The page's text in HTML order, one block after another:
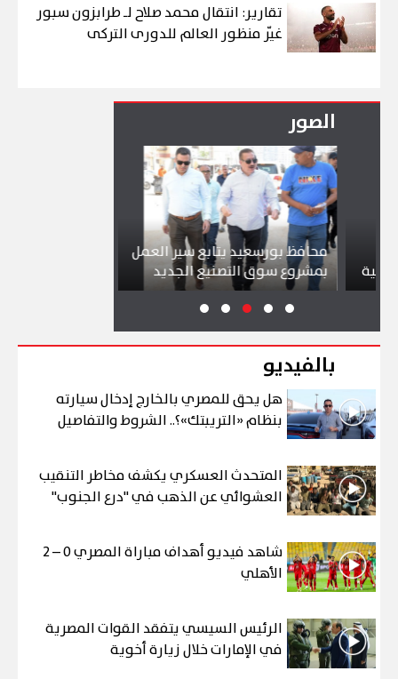
تقارير: انتقال محمد صلاح لـ طرابزون سبور
غيّر منظور العالم للدورى التركى
الصور
محافظ بورسعيد يتابع سير العمل
بمشروع سوق التصنيع الجديد
بالفيديو
هل يحق للمصري بالخارج إدخال سيارته
بنظام «التريبتك»؟.. الشروط والتفاصيل
المتحدث العسكري يكشف مخاطر التنقيب
العشوائي عن الذهب في "درع الجنوب"
شاهد فيديو أهداف مباراة المصري 0 – 2
الأهلي
الرئيس السيسي يتفقد القوات المصرية
في الإمارات خلال زيارة أخوية